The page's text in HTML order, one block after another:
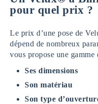
pour quel prix ?
Le prix d’une pose de
dépend de nombreux
vous propose une gamme
Ses dimensions
Son matériau
Son type